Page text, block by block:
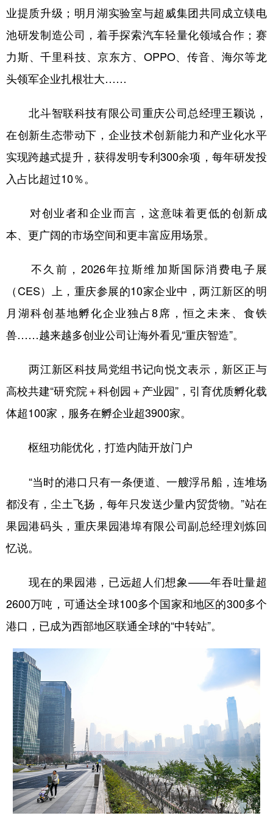
业提质升级；明月湖实验室与超威集团共同成立镁电
池研发制造公司，着手探索汽车轻量化领域合作；赛
力斯、千里科技、京东方、OPPO、传音、海尔等龙
头领军企业扎根壮大……
北斗智联科技有限公司重庆公司总经理王颖说，
在创新生态带动下，企业技术创新能力和产业化水平
实现跨越式提升，获得发明专利300余项，每年研发投
入占比超过10％。
对创业者和企业而言，这意味着更低的创新成
本、更广阔的市场空间和更丰富应用场景。
不久前，2026年拉斯维加斯国际消费电子展
（CES）上，重庆参展的10家企业中，两江新区的明
月湖科创基地孵化企业独占8席，恒之未来、食铁
兽……越来越多创业公司让海外看见“重庆智造”。
两江新区科技局党组书记向悦文表示，新区正与
高校共建“研究院＋科创园＋产业园”，引育优质孵化载
体超100家，服务在孵企业超3900家。
枢纽功能优化，打造内陆开放门户
“当时的港口只有一条便道、一艘浮吊船，连堆场
都没有，尘土飞扬，每年只发送少量内贸货物。”站在
果园港码头，重庆果园港埠有限公司副总经理刘炼回
忆说。
现在的果园港，已远超人们想象——年吞吐量超
2600万吨，可通达全球100多个国家和地区的300多个
港口，已成为西部地区联通全球的“中转站”。